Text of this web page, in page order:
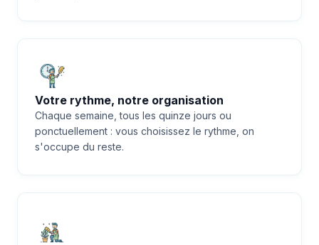
Votre rythme, notre organisation
Chaque semaine, tous les quinze jours ou
ponctuellement : vous choisissez le rythme, on
s'occupe du reste.